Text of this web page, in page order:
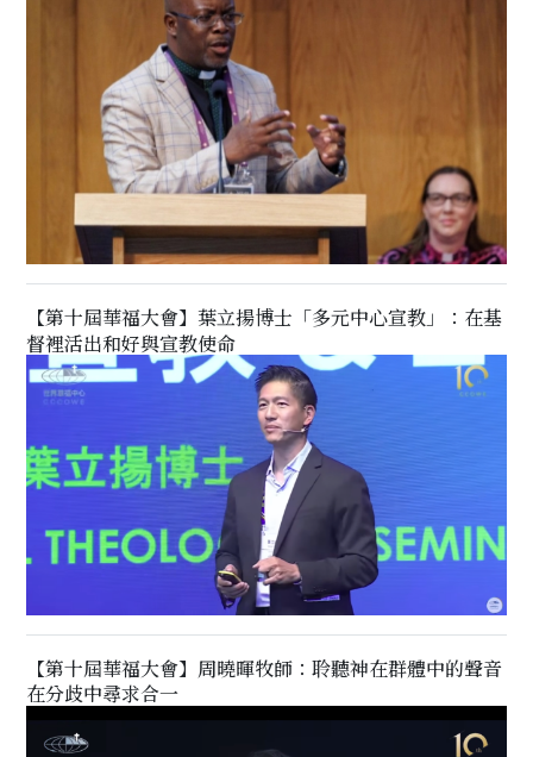
【第十屆華福大會】葉立揚博士「多元中心宣教」：在基
督裡活出和好與宣教使命
【第十屆華福大會】周曉暉牧師：聆聽神在群體中的聲音
在分歧中尋求合一